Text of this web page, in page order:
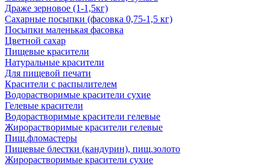
Драже зерновое (1-1,5кг)
Сахарные посыпки (фасовка 0,75-1,5 кг)
Посыпки маленькая фасовка
Цветной сахар
Пищевые красители
Натуральные красители
Для пищевой печати
Красители с распылителем
Водорастворимые красители сухие
Гелевые красители
Водорастворимые красители гелевые
Жирорастворимые красители гелевые
Пищ.фломастеры
Пищевые блестки (кандурин), пищ.золото
Жирорастворимые красители сухие